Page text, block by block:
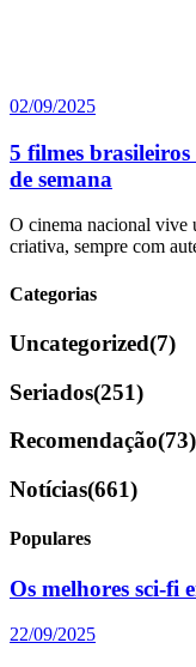
02/09/2025
5 filmes brasileiros
de semana
O cinema nacional vive
criativa, sempre com
Categorias
Uncategorized(7)
Seriados(251)
Recomendação(73)
Notícias(661)
Populares
Os melhores sci-fi
22/09/2025